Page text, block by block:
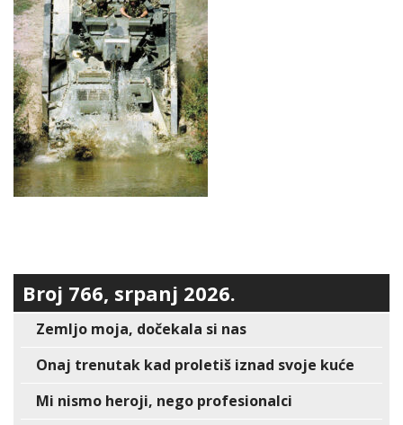
Broj 766, srpanj 2026.
Zemljo moja, dočekala si nas
Onaj trenutak kad proletiš iznad svoje kuće
Mi nismo heroji, nego profesionalci